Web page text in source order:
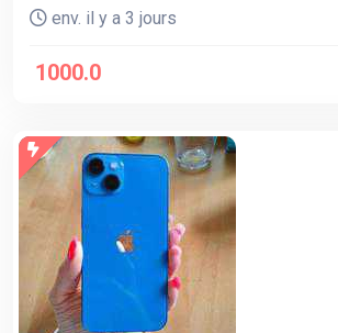
env. il y a 3 jours
1000.0